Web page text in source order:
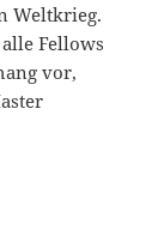
Weltkrieg.
Fellows
vor,